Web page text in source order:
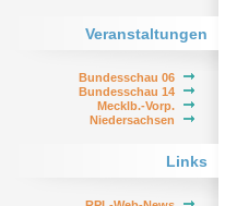
Veranstaltungen
Bundesschau 06
Bundesschau 14
Mecklb.-Vorp.
Niedersachsen
Links